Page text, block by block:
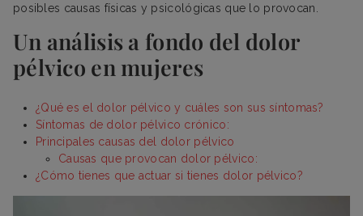
posibles causas físicas y psicológicas que lo provocan.
Un análisis a fondo del dolor
pélvico en mujeres
¿Qué es el dolor pélvico y cuáles son sus síntomas?
Síntomas de dolor pélvico crónico:
Principales causas del dolor pélvico
Causas que provocan dolor pélvico:
¿Cómo tienes que actuar si tienes dolor pélvico?